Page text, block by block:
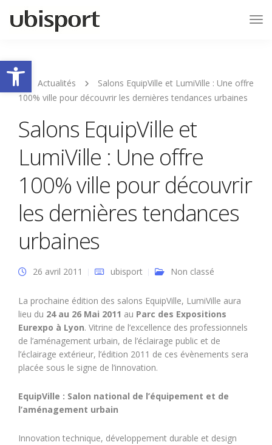
Ouvrir la barre d’outils
Actualités
Salons EquipVille et LumiVille : Une offre
100% ville pour découvrir les dernières tendances urbaines
Salons EquipVille et
LumiVille : Une offre
100% ville pour découvrir
les dernières tendances
urbaines
26 avril 2011 ubisport Non classé
La prochaine édition des salons EquipVille, LumiVille aura
lieu du 24 au 26 Mai 2011 au Parc des Expositions
Eurexpo à Lyon. Vitrine de l’excellence des professionnels
de l’aménagement urbain, de l’éclairage public et de
l’éclairage extérieur, l’édition 2011 de ces évènements sera
placée sous le signe de l’innovation.
EquipVille : Salon national de l’équipement et de
l’aménagement urbain
Innovation technique, développement durable et design